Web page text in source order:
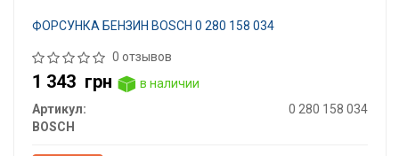
ФОРСУНКА БЕНЗИН BOSCH 0 280 158 034
0 отзывов
1 343 грн
в наличии
Артикул:
0 280 158 034
BOSCH